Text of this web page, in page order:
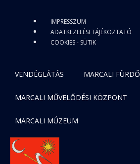
IMPRESSZUM
ADATKEZELÉSI TÁJÉKOZTATÓ
COOKIES - SÜTIK
VENDÉGLÁTÁS MARCALI FÜRDŐ
MARCALI MŰVELŐDÉSI KÖZPONT
MARCALI MÚZEUM